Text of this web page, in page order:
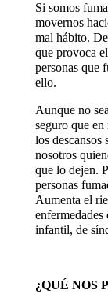
Si somos
movernos
mal hábito.
que provoca
personas que
ello.
Aunque no
seguro que
los descansos
nosotros
que lo dejen.
personas
Aumenta el
infantil, de
¿QUÉ NOS